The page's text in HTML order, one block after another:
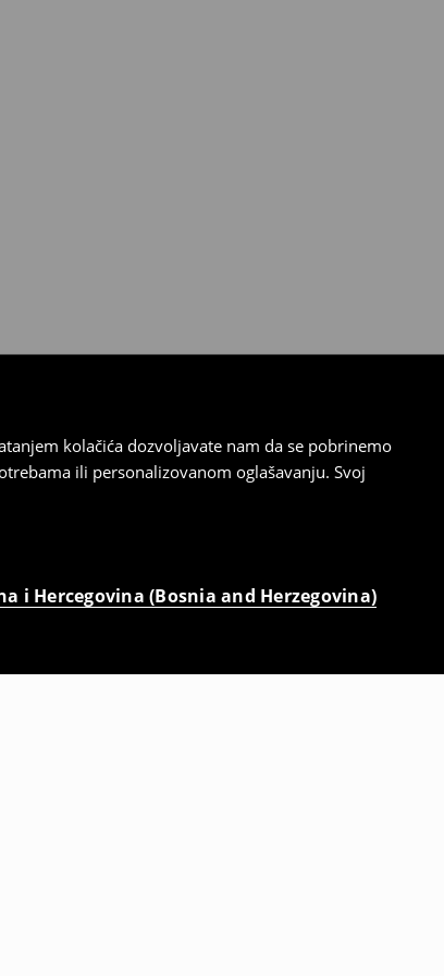
kolačića dozvoljavate nam da se pobrinemo
ili personalizovanom oglašavanju. Svoj
i Hercegovina (Bosnia and Herzegovina)